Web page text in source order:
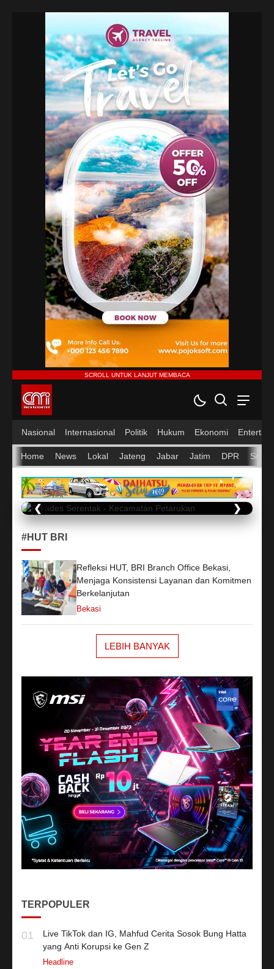
Nasional
Internasional Politik Hukum Ekonomi
Home News Lokal Jateng Jabar Jatim DPR Sosial
❮ ❯
#HUT BRI
Refleksi HUT, BRI Branch Office Bekasi,
Menjaga Konsistensi Layanan dan Komitmen
Berkelanjutan
Bekasi
LEBIH BANYAK
TERPOPULER
01
Live TikTok dan IG, Mahfud Cerita Sosok Bung Hatta
yang Anti Korupsi ke Gen Z
Headline